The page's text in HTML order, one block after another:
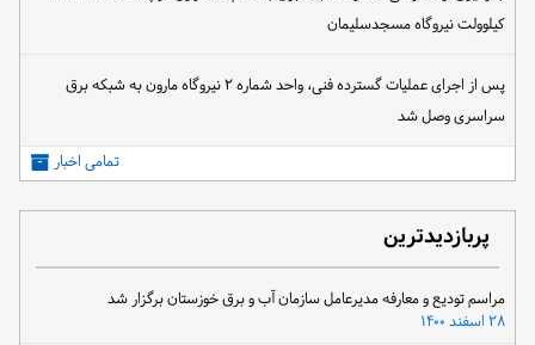
کیلوولت نیروگاه مسجدسلیمان
پس از اجرای عملیات گسترده فنی، واحد شماره ۲ نیروگاه مارون به شبکه برق
سراسری وصل شد
تمامی اخبار
پربازدیدترین
مراسم تودیع و معارفه مدیرعامل سازمان آب و برق خوزستان برگزار شد
۲۸ اسفند ۱۴۰۰